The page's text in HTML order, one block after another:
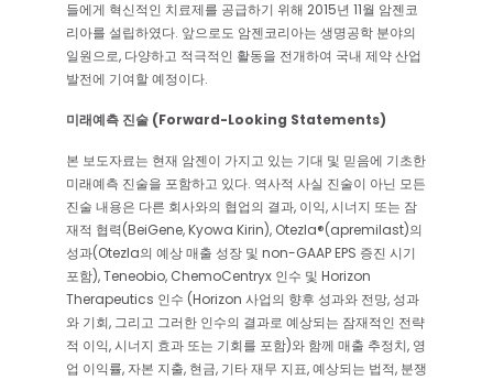
들에게 혁신적인 치료제를 공급하기 위해 2015년 11월 암젠코
리아를 설립하였다. 앞으로도 암젠코리아는 생명공학 분야의
일원으로, 다양하고 적극적인 활동을 전개하여 국내 제약 산업
발전에 기여할 예정이다.
미래예측 진술 (Forward-Looking Statements)
본 보도자료는 현재 암젠이 가지고 있는 기대 및 믿음에 기초한
미래예측 진술을 포함하고 있다. 역사적 사실 진술이 아닌 모든
진술 내용은 다른 회사와의 협업의 결과, 이익, 시너지 또는 잠
재적 협력(BeiGene, Kyowa Kirin), Otezla®(apremilast)의
성과(Otezla의 예상 매출 성장 및 non-GAAP EPS 증진 시기
포함), Teneobio, ChemoCentryx 인수 및 Horizon
Therapeutics 인수 (Horizon 사업의 향후 성과와 전망, 성과
와 기회, 그리고 그러한 인수의 결과로 예상되는 잠재적인 전략
적 이익, 시너지 효과 또는 기회를 포함)와 함께 매출 추정치, 영
업 이익률, 자본 지출, 현금, 기타 재무 지표, 예상되는 법적, 분쟁